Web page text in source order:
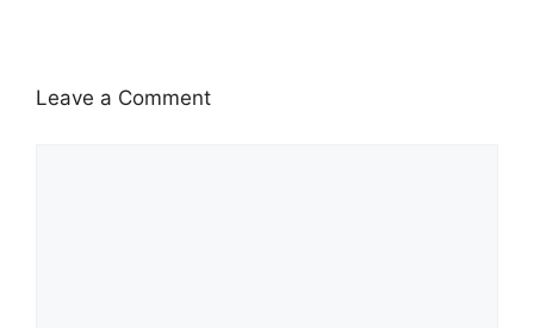
Leave a Comment